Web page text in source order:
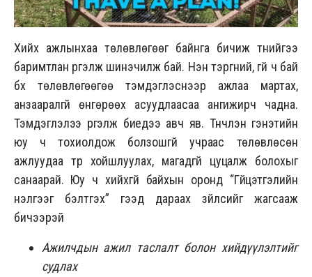
Хийх ажлынхаа төлөвлөгөөг байнга бичиж түүнийгээ
баримтлан үргэлж шинэчилж бай. Нэн тэргүүний, үгүй ч бай
бүх төлөвлөгөөгөө тэмдэглэснээр ажлаа мартах,
анзааралгүй өнгөрөөх асуудлаасаа ангижирч чадна.
Тэмдэглэлээ үргэлж биедээ авч яв. Түүнчлэн гэнэтийн
юу ч тохиолдож болзошгүй учраас төлөвлөсөн
ажлуудаа түр хойшлуулах, магадгүй цуцалж болохыг
санаарай. Юу ч хийхгүй байхын оронд “Гүйцэтгэлийн
үнэлгээг бэлтгэх” гээд дараах зүйлсийг жагсааж
бичээрэй
Ажилчдын ажил таслалт болон хийдүүлэлтийг
судлах